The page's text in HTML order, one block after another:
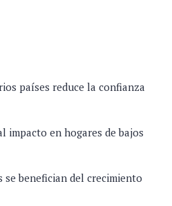
países reduce la confianza
impacto en hogares de bajos
se benefician del crecimiento